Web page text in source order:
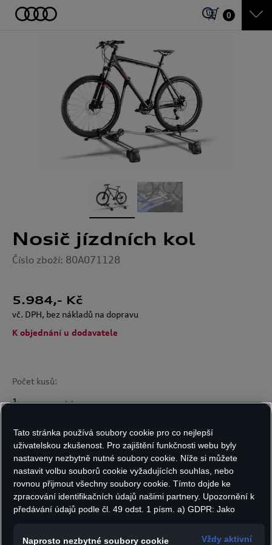
0
Nosič jízdních kol
Číslo zboží: 80A071128
5.984,- Kč
vč. DPH, bez nákladů na dopravu
K objednání u dodavatele
Počet kusů:
Do košíku
- Držák jízdních kol se skládá z eloxovaného
hliníkového profilu, je uzamykatelný a pomocí
Tato stránka používá soubory cookie pro co nejlepší
uživatelskou zkušenost. Pro zajištění funkčnosti webu byly
nastaveny nezbytně nutné soubory cookie. Níže si můžete
nastavit volbu souborů cookie vyžadujících souhlas, nebo
rovnou přijmout všechny soubory cookie. Tímto dojde ke
zpracování identifikačních údajů našimi partnery. Upozornění k
předávání údajů podle čl. 49 odst. 1 písm. a) GDPR: Jako
používán Google Analytics. Nelze vyloučit, že společnost
Naprosto nezbytné soubory cookie Vždy aktivní